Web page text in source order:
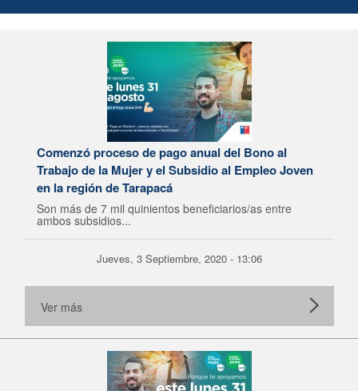
Comenzó proceso de pago anual del Bono al
Trabajo de la Mujer y el Subsidio al Empleo Joven
en la región de Tarapacá
Son más de 7 mil quinientos beneficiarios/as entre
ambos subsidios...
Jueves, 3 Septiembre, 2020 - 13:06
Ver más